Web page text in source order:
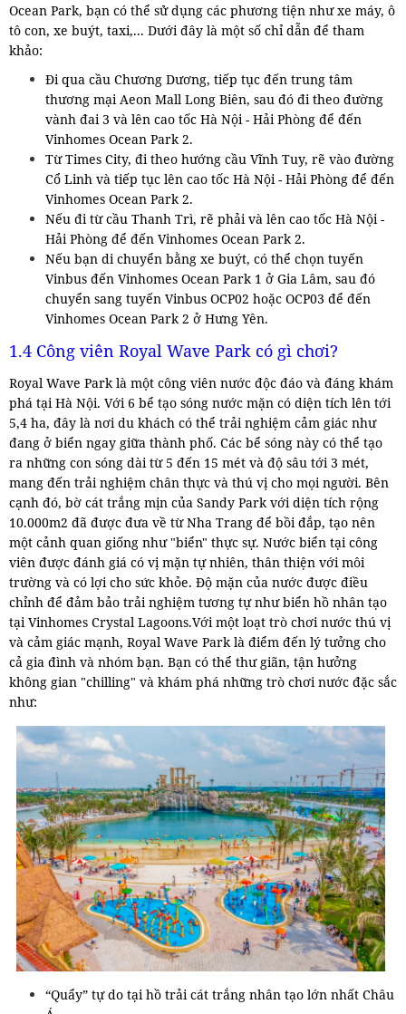
Ocean Park, bạn có thể sử dụng các phương tiện như xe máy, ô
tô con, xe buýt, taxi,... Dưới đây là một số chỉ dẫn để tham
khảo:
Đi qua cầu Chương Dương, tiếp tục đến trung tâm
thương mại Aeon Mall Long Biên, sau đó đi theo đường
vành đai 3 và lên cao tốc Hà Nội - Hải Phòng để đến
Vinhomes Ocean Park 2.
Từ Times City, đi theo hướng cầu Vĩnh Tuy, rẽ vào đường
Cổ Linh và tiếp tục lên cao tốc Hà Nội - Hải Phòng để đến
Vinhomes Ocean Park 2.
Nếu đi từ cầu Thanh Trì, rẽ phải và lên cao tốc Hà Nội -
Hải Phòng để đến Vinhomes Ocean Park 2.
Nếu bạn di chuyển bằng xe buýt, có thể chọn tuyến
Vinbus đến Vinhomes Ocean Park 1 ở Gia Lâm, sau đó
chuyển sang tuyến Vinbus OCP02 hoặc OCP03 để đến
Vinhomes Ocean Park 2 ở Hưng Yên.
1.4 Công viên Royal Wave Park có gì chơi?
Royal Wave Park là một công viên nước độc đáo và đáng khám
phá tại Hà Nội. Với 6 bể tạo sóng nước mặn có diện tích lên tới
5,4 ha, đây là nơi du khách có thể trải nghiệm cảm giác như
đang ở biển ngay giữa thành phố. Các bể sóng này có thể tạo
ra những con sóng dài từ 5 đến 15 mét và độ sâu tới 3 mét,
mang đến trải nghiệm chân thực và thú vị cho mọi người. Bên
cạnh đó, bờ cát trắng mịn của Sandy Park với diện tích rộng
10.000m2 đã được đưa về từ Nha Trang để bồi đắp, tạo nên
một cảnh quan giống như "biển" thực sự. Nước biển tại công
viên được đánh giá có vị mặn tự nhiên, thân thiện với môi
trường và có lợi cho sức khỏe. Độ mặn của nước được điều
chỉnh để đảm bảo trải nghiệm tương tự như biển hồ nhân tạo
tại Vinhomes Crystal Lagoons.Với một loạt trò chơi nước thú vị
và cảm giác mạnh, Royal Wave Park là điểm đến lý tưởng cho
cả gia đình và nhóm bạn. Bạn có thể thư giãn, tận hưởng
không gian "chilling" và khám phá những trò chơi nước đặc sắc
như:
“Quẩy” tự do tại hồ trải cát trắng nhân tạo lớn nhất Châu